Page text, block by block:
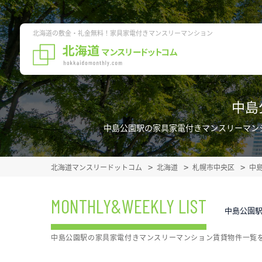
北海道の敷金・礼金無料！家具家電付きマンスリーマンション
中
中島公園駅の家具家電付きマンスリーマ
北海道マンスリードットコム 北海道 札幌市中央区 中
MONTHLY&WEEKLY LIST 中島公園
中島公園駅の家具家電付きマンスリーマンション賃貸物件一